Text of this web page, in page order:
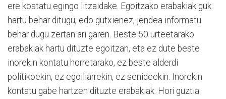
ere kostatu egingo litzaidake. Egoitzako erabakiak guk
hartu behar ditugu, edo gutxienez, jendea informatu
behar dugu zertan ari garen. Beste 50 urteetarako
erabakiak hartu dituzte egoitzan, eta ez dute beste
inorekin kontatu horretarako, ez beste alderdi
politikoekin, ez egoiliarrekin, ez senideekin. Inorekin
kontatu gabe hartzen dituzte erabakiak. Hori guztia